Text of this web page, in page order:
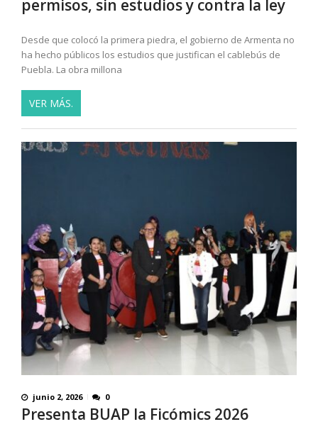
permisos, sin estudios y contra la ley
Desde que colocó la primera piedra, el gobierno de Armenta no
ha hecho públicos los estudios que justifican el cablebús de
Puebla. La obra millona
VER MÁS.
junio 2, 2026 0
Presenta BUAP la Ficómics 2026